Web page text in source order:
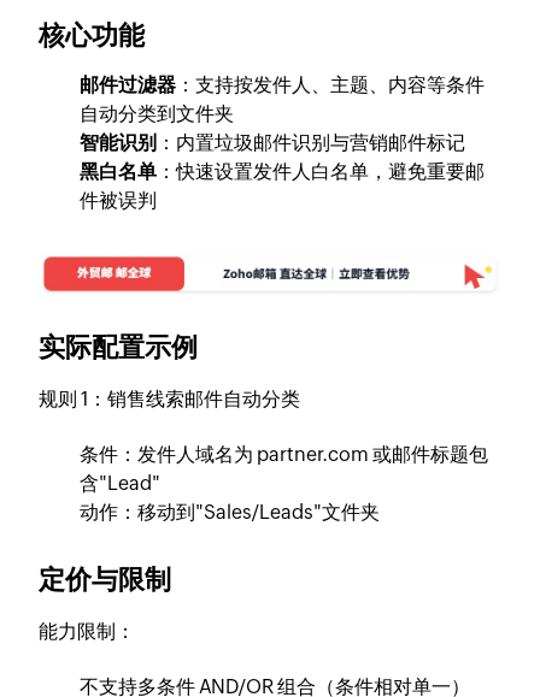
核心功能
邮件过滤器 ：支持按发件人、主题、内容等条件
自动分类到文件夹
智能识别 ：内置垃圾邮件识别与营销邮件标记
黑白名单 ：快速设置发件人白名单，避免重要邮
件被误判
实际配置示例
规则 1：销售线索邮件自动分类
条件：发件人域名为 partner.com 或邮件标题包
含"Lead"
动作：移动到"Sales/Leads"文件夹
定价与限制
能力限制：
不支持多条件 AND/OR 组合（条件相对单一）